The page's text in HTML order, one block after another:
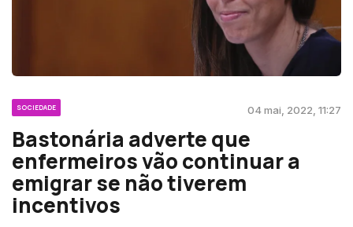
SOCIEDADE 04 mai, 2022, 11:27
Bastonária adverte que
enfermeiros vão continuar a
emigrar se não tiverem
incentivos